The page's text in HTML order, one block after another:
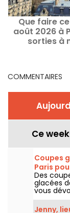
Que faire
août 2026 à
sorties à
COMMENTAIRES
Ce
Coupes
Paris
Des
glacées
vous
chics de
du
Jenny,